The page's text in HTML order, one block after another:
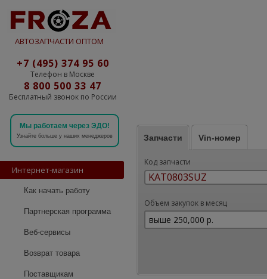
АВТОЗАПЧАСТИ ОПТОМ
+7 (495) 374 95 60
Телефон в Москве
8 800 500 33 47
Бесплатный звонок по России
Мы работаем через ЭДО!
Узнайте больше у наших менеджеров
Интернет-магазин
Как начать работу
Партнерская программа
Веб-сервисы
Возврат товара
Поставщикам
Запчасти Vin-номер
Код запчасти
Объем закупок в месяц